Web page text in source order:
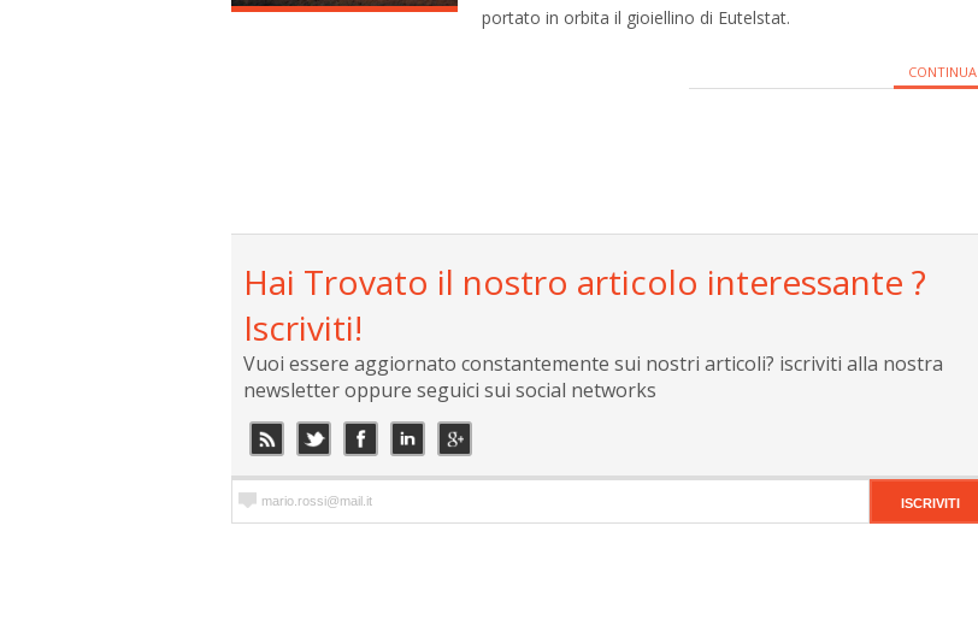
portato in orbita il gioiellino di Eutelstat.
CONTINUA
Hai Trovato il nostro articolo interessante ?
Iscriviti!
Vuoi essere aggiornato constantemente sui nostri articoli? iscriviti alla nostra
newsletter oppure seguici sui social networks